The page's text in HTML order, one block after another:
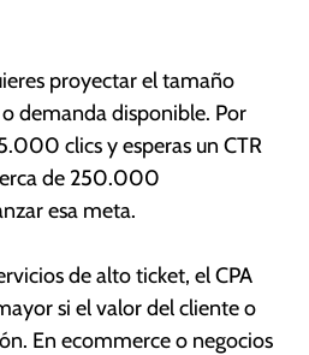
proyectar el tamaño
demanda disponible. Por
clics y esperas un CTR
de 250.000
esa meta.
de alto ticket, el CPA
si el valor del cliente o
En ecommerce o negocios